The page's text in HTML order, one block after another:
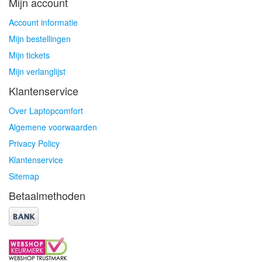
Account informatie
Mijn bestellingen
Mijn tickets
Mijn verlanglijst
Klantenservice
Over Laptopcomfort
Algemene voorwaarden
Privacy Policy
Klantenservice
Sitemap
Betaalmethoden